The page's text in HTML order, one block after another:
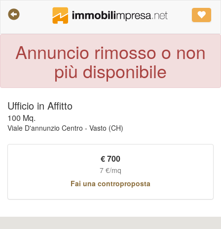
Annuncio rimosso o non
più disponibile
Ufficio in Affitto
100 Mq.
Viale D'annunzio Centro - Vasto (CH)
€700
7 €/mq
Fai una controproposta